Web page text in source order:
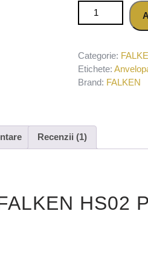
Cantitate
Categorie:
Etichete:
Brand: FALKEN
Recenzii (1)
HS02